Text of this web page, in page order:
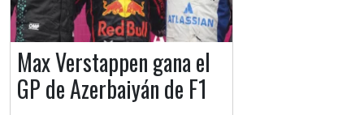
Max Verstappen gana el
GP de Azerbaiyán de F1